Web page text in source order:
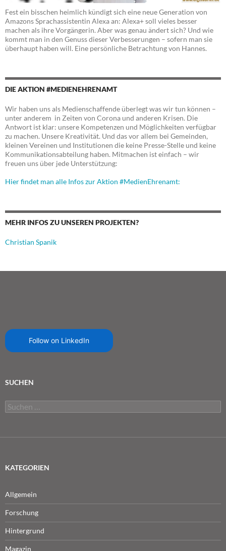
Fest ein bisschen heimlich kündigt sich eine neue Generation von
Amazons Sprachassistentin Alexa an: Alexa+ soll vieles besser
machen als ihre Vorgängerin. Aber was genau ändert sich? Und wie
kommt man in den Genuss dieser Verbesserungen – sofern man sie
überhaupt haben will. Eine persönliche Betrachtung von Hannes.
DIE AKTION #MEDIENEHRENAMT
Wir haben uns als Medienschaffende überlegt was wir tun können –
unter anderem in Zeiten von Corona und anderen Krisen. Die
Antwort ist klar: unsere Kompetenzen und Möglichkeiten verfügbar
zu machen. Unsere Kreativität. Und das vor allem bei Gemeinden,
kleinen Vereinen und Institutionen die keine Presse-Stelle und keine
Kommunikationsabteilung haben. Mitmachen ist einfach – wir
freuen uns über jede Unterstützung:
Hier findet man alle Infos zur Aktion #MedienEhrenamt:
MEHR INFOS ZU UNSEREN PROJEKTEN?
Christian Spanik
Follow on LinkedIn
SUCHEN
Suchen
nach:
KATEGORIEN
Allgemein
Forschung
Hintergrund
Magazin